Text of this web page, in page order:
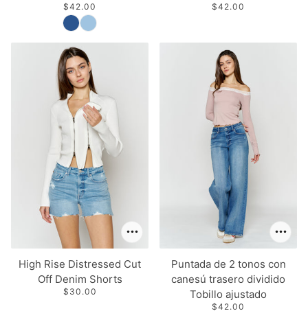
$42.00 $42.00
High Rise Distressed Cut
Off Denim Shorts
$30.00
Puntada de 2 tonos con
canesú trasero dividido
Tobillo ajustado
$42.00